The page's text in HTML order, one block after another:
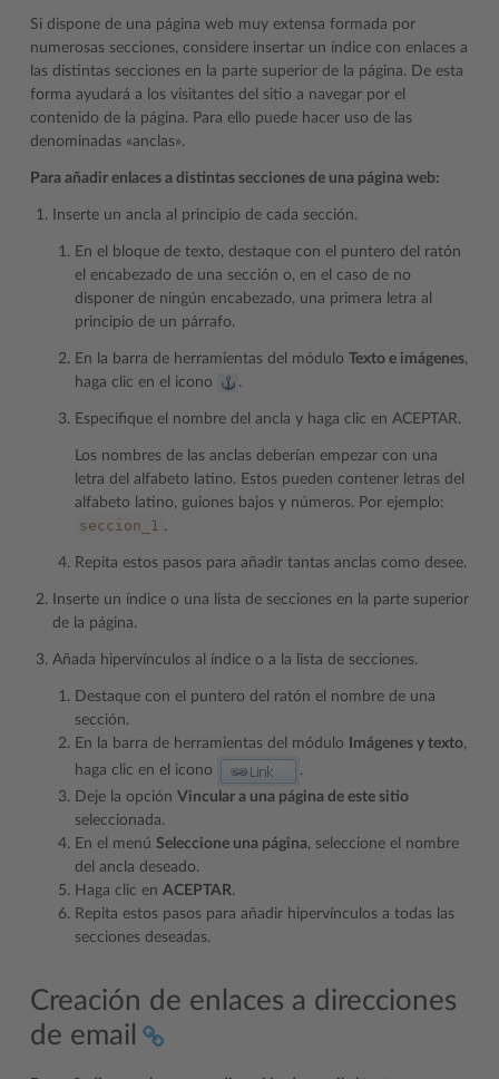
Si dispone de una página web muy extensa formada por
numerosas secciones, considere insertar un índice con enlaces a
las distintas secciones en la parte superior de la página. De esta
forma ayudará a los visitantes del sitio a navegar por el
contenido de la página. Para ello puede hacer uso de las
denominadas «anclas».
Para añadir enlaces a distintas secciones de una página web:
Inserte un ancla al principio de cada sección.
En el bloque de texto, destaque con el puntero del ratón
el encabezado de una sección o, en el caso de no
disponer de ningún encabezado, una primera letra al
principio de un párrafo.
En la barra de herramientas del módulo Texto e imágenes,
haga clic en el icono
.
Especifique el nombre del ancla y haga clic en ACEPTAR.
Los nombres de las anclas deberían empezar con una
letra del alfabeto latino. Estos pueden contener letras del
alfabeto latino, guiones bajos y números. Por ejemplo:
seccion_1 .
Repita estos pasos para añadir tantas anclas como desee.
Inserte un índice o una lista de secciones en la parte superior
de la página.
Añada hipervínculos al índice o a la lista de secciones.
Destaque con el puntero del ratón el nombre de una
sección.
En la barra de herramientas del módulo
Imágenes y texto,
haga clic en el icono
.
Deje la opción Vincular a una página de este sitio
seleccionada.
En el menú Seleccione una página, seleccione el nombre
del ancla deseado.
Haga clic en ACEPTAR.
Repita estos pasos para añadir hipervínculos a todas las
secciones deseadas.
Creación de enlaces a direcciones
de email